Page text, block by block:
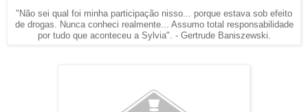
"Não sei qual foi minha participação nisso... porque estava sob efeito
de drogas. Nunca conheci realmente... Assumo total responsabilidade
por tudo que aconteceu a Sylvia". - Gertrude Baniszewski.